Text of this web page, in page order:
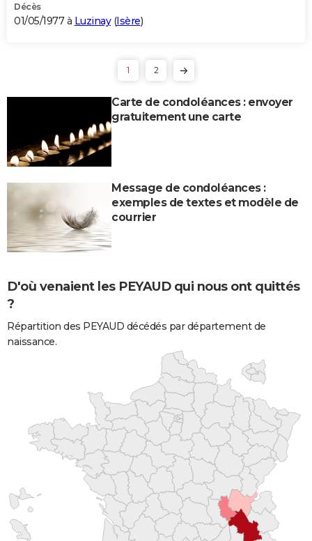
Décès
01/05/1977 à Luzinay(Isère)
1 2
Carte de condoléances : envoyer
gratuitement une carte
Message de condoléances :
exemples de textes et modèle de
courrier
D'où venaient les PEYAUD qui nous ont quittés
?
Répartition des PEYAUD décédés par département de
naissance.